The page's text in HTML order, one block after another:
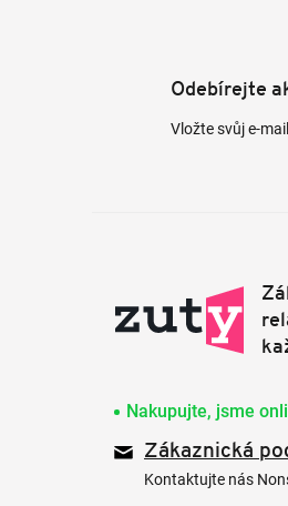
Odebírejte
Vložte svůj e-
Nakupujte, jsme
Zákaznická
Kontaktujte nás